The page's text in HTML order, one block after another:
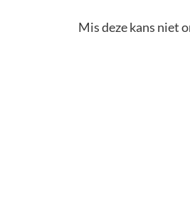
Mis deze kans niet